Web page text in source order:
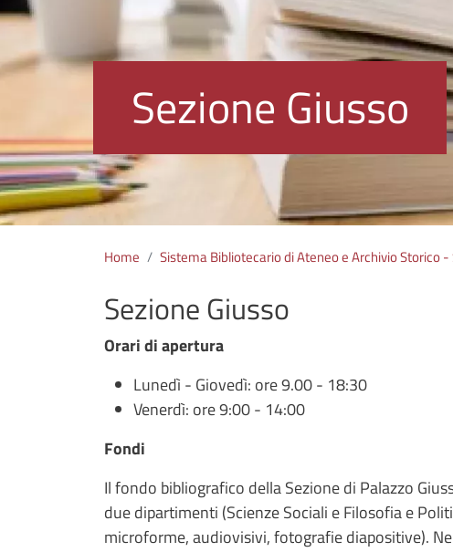
Sezione Giusso
Home Sistema Bibliotecario di Ateneo e Archivio Storico -
Sezione Giusso
Orari di apertura
Lunedì - Giovedì: ore 9.00 - 18:30
Venerdì: ore 9:00 - 14:00
Fondi
Il fondo bibliografico della Sezione di Palazzo
due dipartimenti (Scienze Sociali e Filosofia e
microforme, audiovisivi, fotografie diapositive).